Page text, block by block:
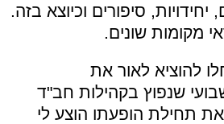
סיפורים וכיוצא בזה.
מקומות שונים.
החלו להוציא לאור את
שנפוץ בקהילות חב"ד
תחילת הופעתו הוצע לי